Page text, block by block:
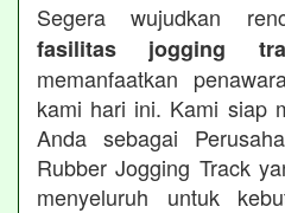
Segera wujudkan
fasilitas jogging
memanfaatkan
kami hari ini. Kami siap
Anda sebagai
Rubber Jogging Track
menyeluruh untuk